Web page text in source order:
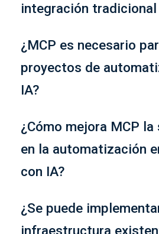
integración tradicional
¿MCP es necesario
proyectos de
IA?
¿Cómo mejora MCP la
en la automatización
con IA?
¿Se puede
infraestructura